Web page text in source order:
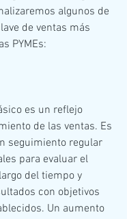
algunos de
de ventas más
PYMEs:
es un reflejo
de las ventas. Es
seguimiento regular
para evaluar el
del tiempo y
con objetivos
Un aumento